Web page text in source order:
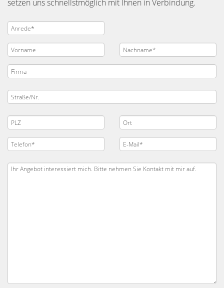
setzen uns schnellstmöglich mit Ihnen in Verbindung.